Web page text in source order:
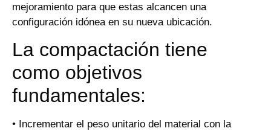
mejoramiento para que estas alcancen una
configuración idónea en su nueva ubicación.
La compactación tiene
como objetivos
fundamentales:
• Incrementar el peso unitario del material con la